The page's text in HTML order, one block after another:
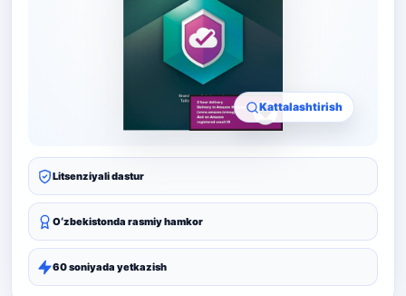
Kattalashtirish
Litsenziyali dastur
Oʻzbekistonda rasmiy hamkor
60 soniyada yetkazish